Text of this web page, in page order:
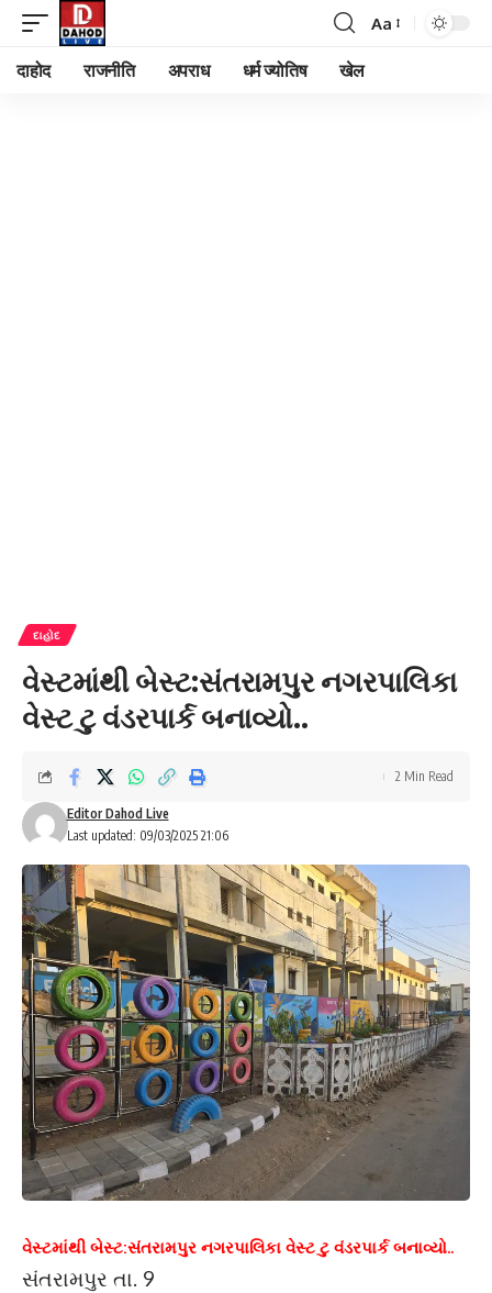
Font
Aa
दाहोद राजनीति अपराध धर्म ज्योतिष खेल
દાહોદ
વેસ્ટમાંથી બેસ્ટ:સંતરામપુર નગરપાલિકા
વેસ્ટ ટુ વંડરપાર્ક બનાવ્યો..
Last updated: 09/03/2025 21:06
Editor Dahod Live
2 Min Read
વેસ્ટમાંથી બેસ્ટ:સંતરામપુર નગરપાલિકા વેસ્ટ ટુ વંડરપાર્ક બનાવ્યો..
સંતરામપુર તા. 9